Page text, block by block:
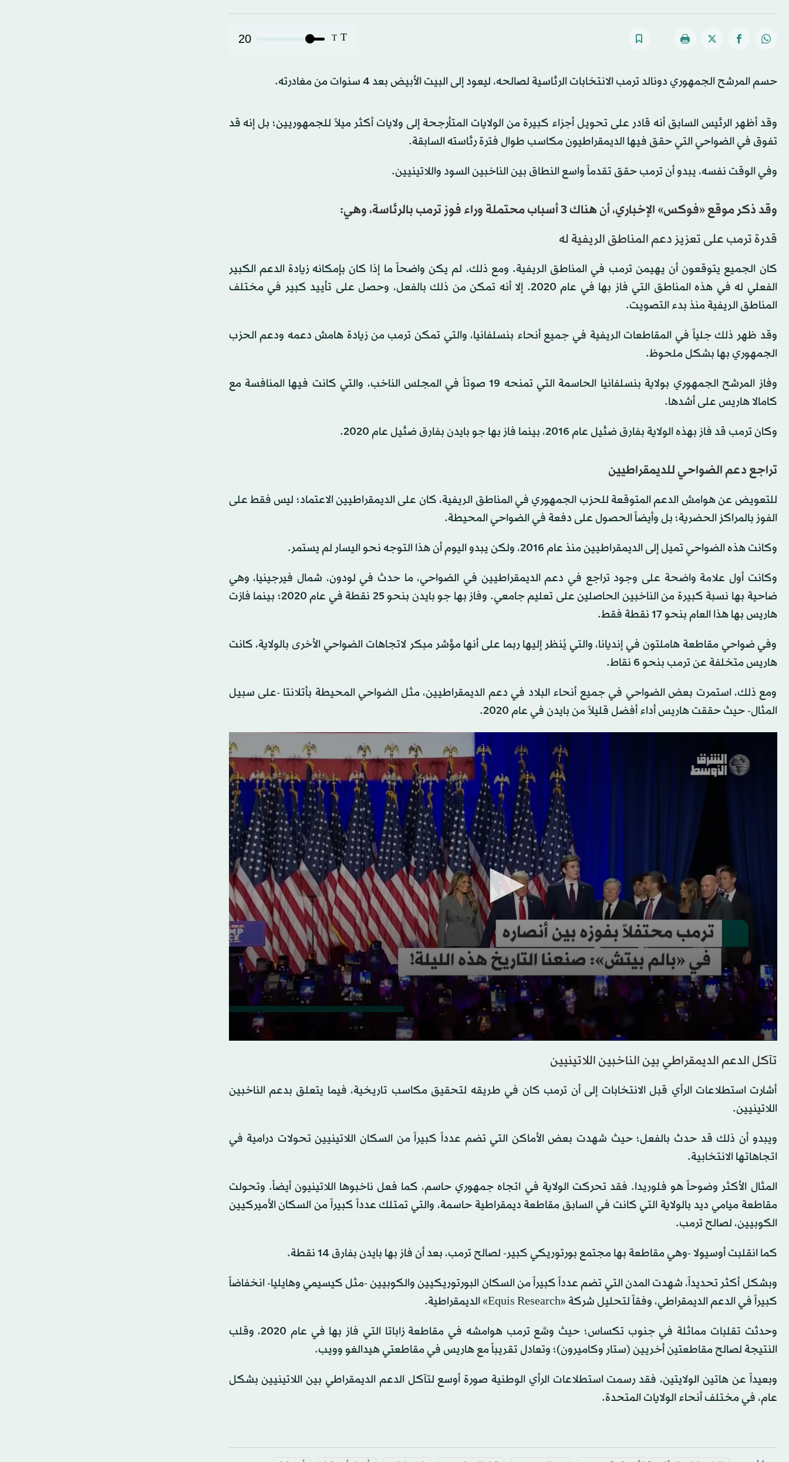
T
T
20
حسم المرشح الجمهوري دونالد ترمب الانتخابات الرئاسية لصالحه، ليعود إلى البيت الأبيض بعد 4 سنوات من مغادرته.
وقد أظهر الرئيس السابق أنه قادر على تحويل أجزاء كبيرة من الولايات المتأرجحة إلى ولايات أكثر ميلاً للجمهوريين؛ بل إنه قد
تفوق في الضواحي التي حقق فيها الديمقراطيون مكاسب طوال فترة رئاسته السابقة.
وفي الوقت نفسه، يبدو أن ترمب حقق تقدماً واسع النطاق بين الناخبين السود واللاتينيين.
وقد ذكر موقع «فوكس» الإخباري، أن هناك 3 أسباب محتملة وراء فوز ترمب بالرئاسة، وهي:
قدرة ترمب على تعزيز دعم المناطق الريفية له
كان الجميع يتوقعون أن يهيمن ترمب في المناطق الريفية. ومع ذلك، لم يكن واضحاً ما إذا كان بإمكانه زيادة الدعم الكبير
الفعلي له في هذه المناطق التي فاز بها في عام 2020. إلا أنه تمكن من ذلك بالفعل، وحصل على تأييد كبير في مختلف
المناطق الريفية منذ بدء التصويت.
وقد ظهر ذلك جلياً في المقاطعات الريفية في جميع أنحاء بنسلفانيا، والتي تمكن ترمب من زيادة هامش دعمه ودعم الحزب
الجمهوري بها بشكل ملحوظ.
وفاز المرشح الجمهوري بولاية بنسلفانيا الحاسمة التي تمنحه 19 صوتاً في المجلس الناخب، والتي كانت فيها المنافسة مع
كامالا هاريس على أشدها.
وكان ترمب قد فاز بهذه الولاية بفارق ضئيل عام 2016، بينما فاز بها جو بايدن بفارق ضئيل عام 2020.
تراجع دعم الضواحي للديمقراطيين
للتعويض عن هوامش الدعم المتوقعة للحزب الجمهوري في المناطق الريفية، كان على الديمقراطيين الاعتماد؛ ليس فقط على
الفوز بالمراكز الحضرية؛ بل وأيضاً الحصول على دفعة في الضواحي المحيطة.
وكانت هذه الضواحي تميل إلى الديمقراطيين منذ عام 2016، ولكن يبدو اليوم أن هذا التوجه نحو اليسار لم يستمر.
وكانت أول علامة واضحة على وجود تراجع في دعم الديمقراطيين في الضواحي، ما حدث في لودون، شمال فيرجينيا، وهي
ضاحية بها نسبة كبيرة من الناخبين الحاصلين على تعليم جامعي. وفاز بها جو بايدن بنحو 25 نقطة في عام 2020؛ بينما فازت
هاريس بها هذا العام بنحو 17 نقطة فقط.
وفي ضواحي مقاطعة هاملتون في إنديانا، والتي يُنظر إليها ربما على أنها مؤشر مبكر لاتجاهات الضواحي الأخرى بالولاية، كانت
هاريس متخلفة عن ترمب بنحو 6 نقاط.
ومع ذلك، استمرت بعض الضواحي في جميع أنحاء البلاد في دعم الديمقراطيين، مثل الضواحي المحيطة بأتلانتا -على سبيل
المثال- حيث حققت هاريس أداء أفضل قليلاً من بايدن في عام 2020.
تآكل الدعم الديمقراطي بين الناخبين اللاتينيين
أشارت استطلاعات الرأي قبل الانتخابات إلى أن ترمب كان في طريقه لتحقيق مكاسب تاريخية، فيما يتعلق بدعم الناخبين
اللاتينيين.
ويبدو أن ذلك قد حدث بالفعل؛ حيث شهدت بعض الأماكن التي تضم عدداً كبيراً من السكان اللاتينيين تحولات درامية في
اتجاهاتها الانتخابية.
المثال الأكثر وضوحاً هو فلوريدا. فقد تحركت الولاية في اتجاه جمهوري حاسم، كما فعل ناخبوها اللاتينيون أيضاً. وتحولت
مقاطعة ميامي ديد بالولاية التي كانت في السابق مقاطعة ديمقراطية حاسمة، والتي تمتلك عدداً كبيراً من السكان الأميركيين
الكوبيين، لصالح ترمب.
كما انقلبت أوسيولا -وهي مقاطعة بها مجتمع بورتوريكي كبير- لصالح ترمب، بعد أن فاز بها بايدن بفارق 14 نقطة.
وبشكل أكثر تحديداً، شهدت المدن التي تضم عدداً كبيراً من السكان البورتوريكيين والكوبيين -مثل كيسيمي وهايليا- انخفاضاً
كبيراً في الدعم الديمقراطي، وفقاً لتحليل شركة «Equis Research» الديمقراطية.
وحدثت تقلبات مماثلة في جنوب تكساس؛ حيث وسَّع ترمب هوامشه في مقاطعة زاباتا التي فاز بها في عام 2020، وقلب
النتيجة لصالح مقاطعتين أخريين (ستار وكاميرون)؛ وتعادل تقريباً مع هاريس في مقاطعتي هيدالغو وويب.
وبعيداً عن هاتين الولايتين، فقد رسمت استطلاعات الرأي الوطنية صورة أوسع لتآكل الدعم الديمقراطي بين اللاتينيين بشكل
عام، في مختلف أنحاء الولايات المتحدة.